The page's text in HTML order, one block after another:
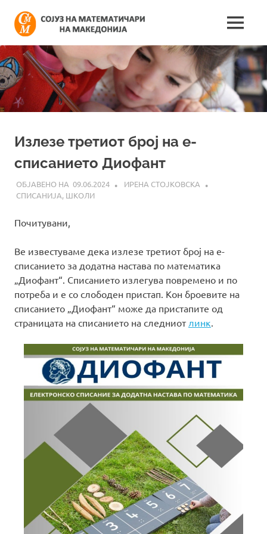
content
на
на
Македонија
информации
поврзани
со
работата
на
MENU
Излезе третиот број на е-
списанието Диофант
09.06.2024
ИРЕНА СТОЈКОВСКА
СПИСАНИЈА, ШКОЛИ
Почитувани,
Ве известуваме дека излезе третиот број на е-
списанието за додатна настава по математика
„Диофант“. Списанието излегува повремено и по
потреба и е со слободен пристап. Кон броевите на
списанието „Диофант“ може да пристапите од
страницата на списанието на следниот линк